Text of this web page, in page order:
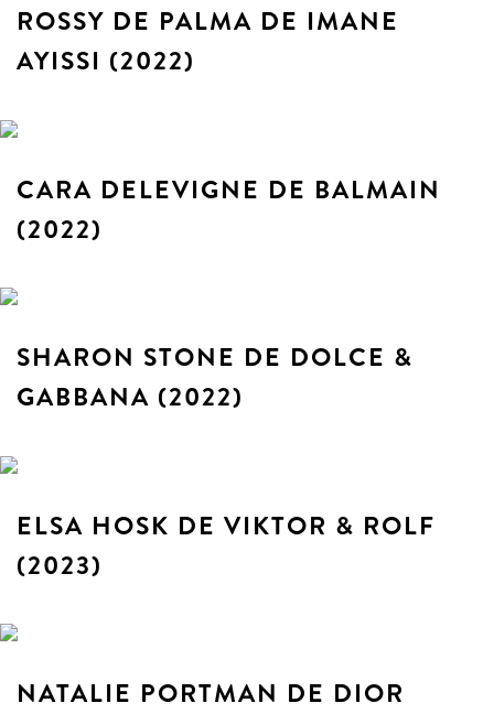
ROSSY DE PALMA DE IMANE
AYISSI (2022)
CARA DELEVIGNE DE BALMAIN
(2022)
SHARON STONE DE DOLCE &
GABBANA (2022)
ELSA HOSK DE VIKTOR & ROLF
(2023)
NATALIE PORTMAN DE DIOR